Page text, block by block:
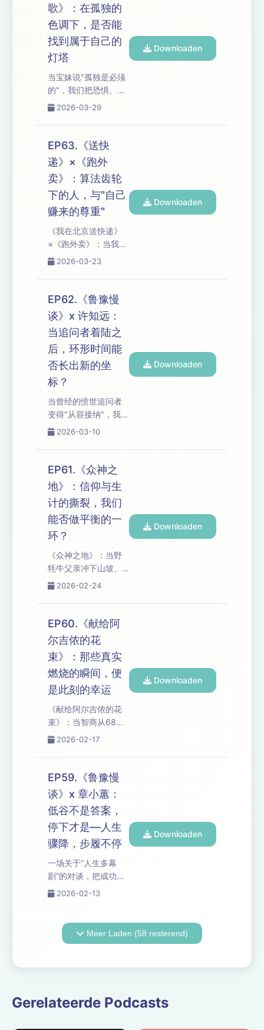
许可自己"的主体性觉
醒。...
声"的包裹。 从被充分
爱着的后盾安全感，
到对陌生人好奇却对
亲密关系疏忽的悖
论，我们追问：容错
率如何在割裂中生
长？多锚点生存是逃
避还是韧性？当"发现
到边缘吗？ 如果你也
在"寻找意义"与"意义
找到我"的撕扯中疲
惫，按下播放—...
歌》：在孤独的
色调下，是否能
找到属于自己的
灯塔
当宝妹说"孤独是必须
的"，我们把恐惧、接
纳与十年蜕变的全过
村庄的朴素房间，
到"鲜活生命围绕"的自
然结界，独居女性如
何与死亡和解？ 从雪
梅50岁"最大辜负是自
己"的觉醒，到78岁福
儿失去所有家人后仍
练英语的身影，我们
追问：儒家责任束缚
与阿德勒式主观能动
性如何交锋？经济能
流变河滩"，失去在得
到中占据何种比例？
时间轴： 06:36 "孤
独是...
2026-03-29
Downloaden
EP63.《送快
递》×《跑外
卖》：算法齿轮
下的人，与"自己
赚来的尊重"
《我在北京送快递》
×《跑外卖》：当我们
从哲学对谈转向两千
才发现"哑口无言"是知
识分子的第一课。阶
层凝视如何不自觉，
尊重为何不能只是礼
貌表演？ 从"冥想很厉
害"的震惊到"自己赚来
的尊重"，我们剖开算
法系统的齿轮：奖惩
机制如何让人成瘾又
麻木，农村离婚女性
怎样在父权废墟上重
建自尊？当白领与蓝
领同为螺丝钉，消费
者的维权与底层承压
撕裂着谁的人性？ 如
果你也在AI时代追问
阅读的意义，按下...
2026-03-23
Downloaden
EP62.《鲁豫慢
谈》x 许知远：
当追问者着陆之
后，环形时间能
否长出新的坐
标？
当曾经的愤世追问者
变得"从容接纳"，我们
把"知识更新"与"思维
——是理想主义的退
守，还是具体生活的
进阶？同一嘉宾，两
种读法，一场关于公
共知识分子如何自处
的核心追问。 从姚
明"田字格"的哲学震
撼，到"盲目难道不是
一种很好的状态"的生
存策略，我们剖开这
个信息变形、战争娱
注意力，公共视角如
何消亡？当30岁目标
达成后只剩"回望过
去"，人生究竟是线
性...
2026-03-10
Downloaden
EP61.《众神之
地》：信仰与生
计的撕裂，我们
能否做平衡的一
环？
《众神之地》：当野
牦牛父亲冲下山坡、
小牦牛为了“自由”脱困
生计"的撕裂现场裸呈
给你听。藏民敬畏山
神却不得不卖牛换
钱，神性眼神里藏着
人类无法和解的悖
论。 从白海豚被"互利
共生"美化后的食物掠
夺，到东北虎灭绝后
奇迹归来，我们追
问：普通民众的共情
与微小努力，究竟是
我感动？当萨满的万
物有灵撞上科学的去
魅，敬畏究竟是本能
还是无知？ 如果你也
在"人类...
2026-02-24
Downloaden
EP60.《献给阿
尔吉侬的花
束》：那些真实
燃烧的瞬间，便
是此刻的幸运
《献给阿尔吉侬的花
束》：当智商从68飙
到185再跌回原点，我
梦彻底拆碎——看见
朋友嘲笑、母亲暴
力、爱情错位后，查
理终于读懂：善良才
是无法被实验复制的
人性光辉。 从"知识即
解药"的信仰到"清醒即
孤独"的代价，我们追
问：若智慧注定带来
幻灭，为何仍有人选
择做那个"装睡也装不
束花，他献祭的究竟
是实验小白鼠，还是
己？ 如果你也在...
2026-02-17
Downloaden
EP59.《鲁豫慢
谈》x 章小蕙：
低谷不是答案，
停下才是—人生
骤降，步履不停
一场关于“人生多幕
剧”的对谈，把成功学
最爱偷换的词——时
重量。 当城市同质
化、人被IP化、痛苦
用“接受偶然”与“持续
宇宙尺度的时间感
2026-02-13
Downloaden
Meer Laden (58 resterend)
Gerelateerde Podcasts